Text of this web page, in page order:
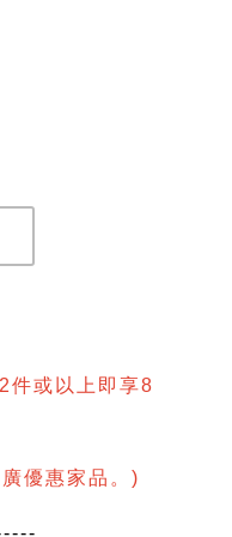
件或以上即享8
優惠家品。)